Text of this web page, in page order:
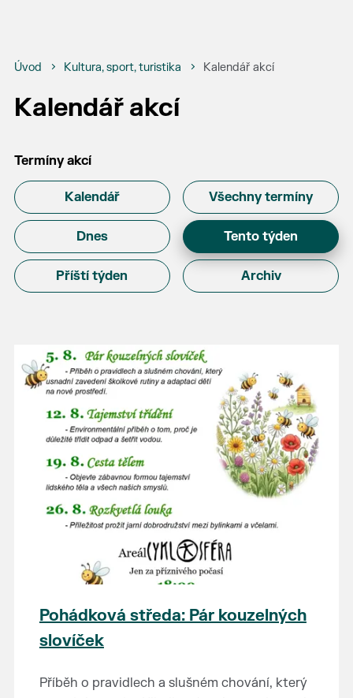
Úvod Kultura, sport, turistika Kalendář akcí
Kalendář akcí
Termíny akcí
Kalendář Všechny termíny
Dnes Tento týden
Příští týden Archiv
Pohádková středa: Pár kouzelných
slovíček
Příběh o pravidlech a slušném chování, který